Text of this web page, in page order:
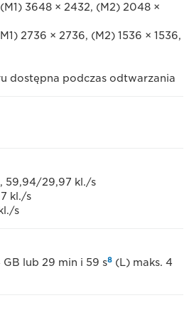
3648 × 2432, (M2) 2048 ×
2736 × 2736, (M2) 1536 × 1536,
dostępna podczas odtwarzania
59,94/29,97 kl./s
kl./s
s
GB lub 29 min i 59 s8 (L) maks. 4